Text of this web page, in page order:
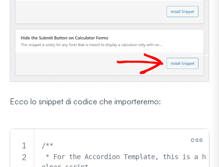
Ecco lo snippet di codice che importeremo: